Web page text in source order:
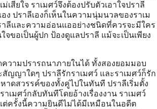
สียใจ ราเมศว์จึงต้องปรับตัวเอาใจปราลี
ปราลีเองก็เห็นในความนุ่มนวลของราเม
าลีและความอ่อนแออย่างชนิดที่ควรจะมีใคร
อเป็นผู้ปก ป้องดูแลปราลี แม้จะเป็นเพียง
วามปรารถนาภายในได้ ทั้งสองยอมมอบ
ญญาใดๆ ปราลีรักราเมศว์ และราเมศว์ก็รัก
หาดสวรรค์ของทั้งคู่ไปในทันที ปราลีเริ่มตั้ง
เมศว์กลับทันทีโดยอ้างเรื่องงาน ราเมศว์
ครั้งนี้ความยินดีไม่ได้มีเหมือนในอดีต